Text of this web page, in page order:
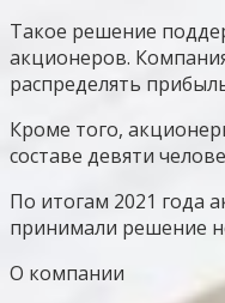
Такое решение
акционеров.
распределять
Кроме того,
составе девяти
По итогам 2021 года
принимали решение
О компании